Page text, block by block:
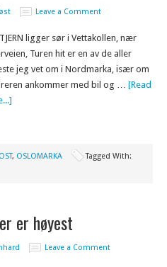
Leave a Comment
ligger sør i Vettakollen, nær
Turen hit er en av de aller
jeg vet om i Nordmarka, især om
ankommer med bil og … [Read
, OSLOMARKA
Tagged With:
er høyest
Leave a Comment